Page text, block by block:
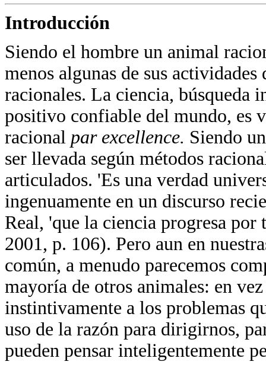
Introducción
Siendo el hombre un animal
menos algunas de sus
racionales. La ciencia, búsqueda
positivo confiable del mundo, es
racional par excellence. Siendo
ser llevada según métodos
articulados. 'Es una verdad
ingenuamente en un discurso
Real, 'que la ciencia progresa
2001, p. 106). Pero aun en
común, a menudo parecemos
mayoría de otros animales: en
instintivamente a los problemas
uso de la razón para dirigirnos,
pueden pensar inteligentemente